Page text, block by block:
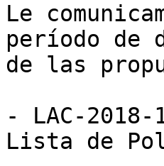
Le
período
de las
- LAC-
Lista de